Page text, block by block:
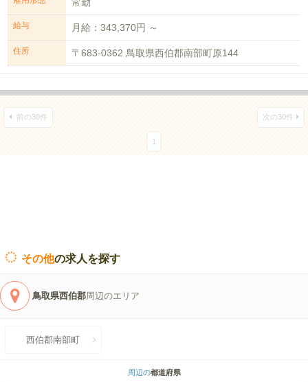
給与 月給：343,370円 ～
住所 〒683-0362 鳥取県西伯郡南部町原144
前の30件 次の30件
1
その他の求人を探す
鳥取県西伯郡周辺のエリア
西伯郡南部町
周辺の都道府県